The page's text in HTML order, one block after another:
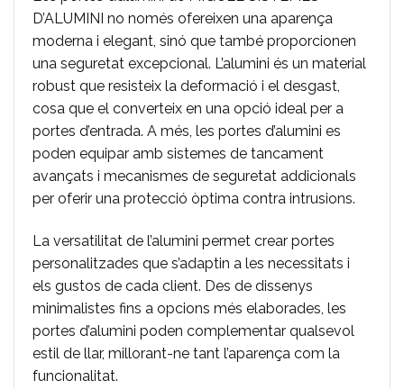
D’ALUMINI no només ofereixen una aparença
moderna i elegant, sinó que també proporcionen
una seguretat excepcional. L’alumini és un material
robust que resisteix la deformació i el desgast,
cosa que el converteix en una opció ideal per a
portes d’entrada. A més, les portes d’alumini es
poden equipar amb sistemes de tancament
avançats i mecanismes de seguretat addicionals
per oferir una protecció òptima contra intrusions.
La versatilitat de l’alumini permet crear portes
personalitzades que s’adaptin a les necessitats i
els gustos de cada client. Des de dissenys
minimalistes fins a opcions més elaborades, les
portes d’alumini poden complementar qualsevol
estil de llar, millorant-ne tant l’aparença com la
funcionalitat.